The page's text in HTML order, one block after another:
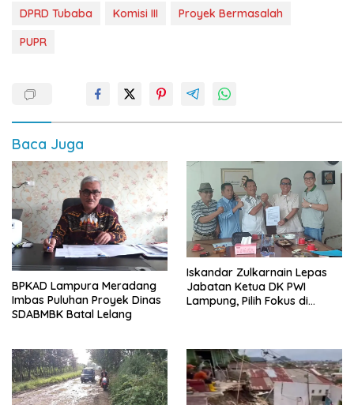
DPRD Tubaba Komisi III
Proyek Bermasalah
PUPR
Baca Juga
BPKAD Lampura Meradang
Imbas Puluhan Proyek Dinas
SDABMBK Batal Lelang
Iskandar Zulkarnain Lepas
Jabatan Ketua DK PWI
Lampung, Pilih Fokus di